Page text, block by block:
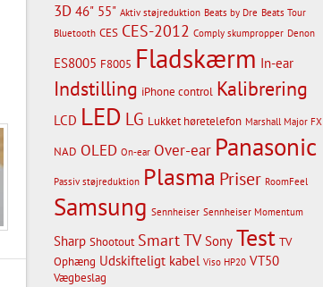
3D 46" 55" Aktiv støjreduktion Beats by Dre Beats Tour
Bluetooth CES CES-2012 Comply skumpropper Denon
ES8005 F8005 Fladskærm In-ear
Indstilling iPhone control Kalibrering
LCD LED LG Lukket høretelefon Marshall Major FX
NAD OLED On-ear Over-ear Panasonic
Passiv støjreduktion Plasma Priser RoomFeel
Samsung Sennheiser Sennheiser Momentum
Sharp Shootout Smart TV Sony Test TV
Ophæng Udskifteligt kabel Viso HP20 VT50
Vægbeslag